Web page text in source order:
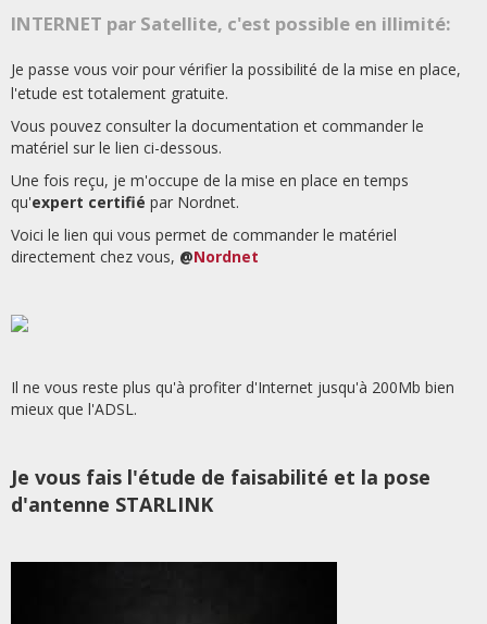
INTERNET par Satellite, c'est possible en illimité:
Je passe vous voir pour vérifier la possibilité de la mise en place,
l'etude est totalement gratuite.
Vous pouvez consulter la documentation et commander le
matériel sur le lien ci-dessous.
Une fois reçu, je m'occupe de la mise en place en temps
qu'expert certifié par Nordnet.
Voici le lien qui vous permet de commander le matériel
directement chez vous, @Nordnet
Il ne vous reste plus qu'à profiter d'Internet jusqu'à 200Mb bien
mieux que l'ADSL.
Je vous fais l'étude de faisabilité et la pose
d'antenne STARLINK